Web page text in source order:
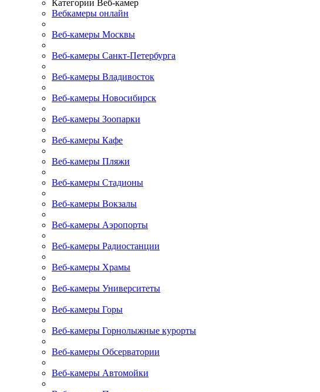
Категории Веб-камер
Вебкамеры онлайн
Веб-камеры Москвы
Веб-камеры Санкт-Петербурга
Веб-камеры Владивосток
Веб-камеры Новосибирск
Веб-камеры Зоопарки
Веб-камеры Кафе
Веб-камеры Пляжи
Веб-камеры Стадионы
Веб-камеры Вокзалы
Веб-камеры Аэропорты
Веб-камеры Радиостанции
Веб-камеры Храмы
Веб-камеры Университеты
Веб-камеры Горы
Веб-камеры Горнолыжные курорты
Веб-камеры Обсерватории
Веб-камеры Автомойки